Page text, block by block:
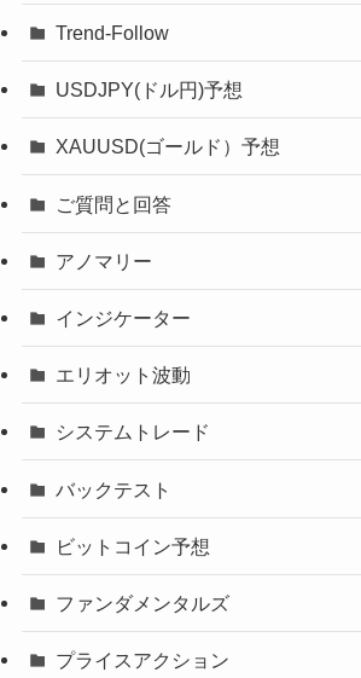
Trend-Follow
USDJPY(ドル円)予想
XAUUSD(ゴールド）予想
ご質問と回答
アノマリー
インジケーター
エリオット波動
システムトレード
バックテスト
ビットコイン予想
ファンダメンタルズ
プライスアクション